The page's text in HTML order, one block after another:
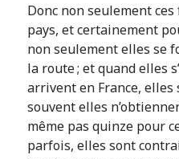
Donc non seulement
pays, et certainement
non seulement elles se
la route ; et quand elles
arrivent en France,
souvent elles
même pas quinze pour
parfois, elles sont